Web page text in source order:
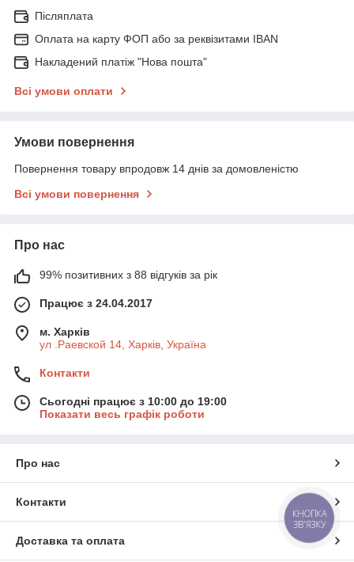
Післяплата
Оплата на карту ФОП або за реквізитами IBAN
Накладений платіж "Нова пошта"
Всі умови оплати
Умови повернення
Повернення товару впродовж 14 днів за домовленістю
Всі умови повернення
Про нас
99% позитивних з 88 відгуків за рік
Працює з 24.04.2017
м. Харків
ул .Раевской 14, Харків, Україна
Контакти
Сьогодні працює з 10:00 до 19:00
Показати весь графік роботи
Про нас
Контакти
Доставка та оплата
КНОПКА
ЗВ'ЯЗКУ